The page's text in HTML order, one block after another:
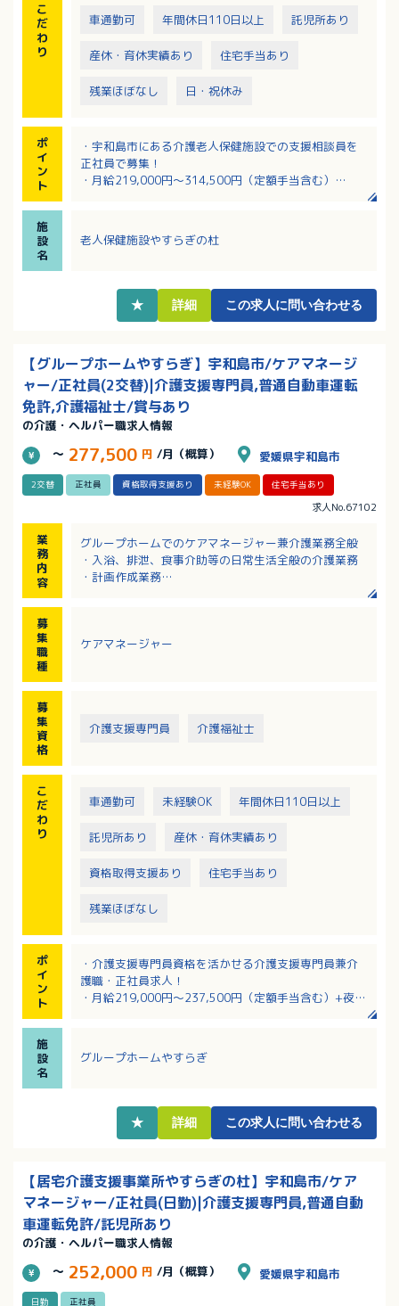
こ
だ
わ
り
車通勤可 年間休日110日以上 託児所あり
産休・育休実績あり 住宅手当あり
残業ほぼなし 日・祝休み
ポ
イ
ン
ト
・宇和島市にある介護老人保健施設での支援相談員を
正社員で募集！
・月給219,000円～314,500円（定額手当含む）
・子育てに理解のある職場！お子様の学校行事にも積
極的にご参加いただけます。
施
設
名
老人保健施設やすらぎの杜
★ 詳細 この求人に問い合わせる
【グループホームやすらぎ】宇和島市/ケアマネージ
ャー/正社員(2交替)|介護支援専門員,普通自動車運転
免許,介護福祉士/賞与あり
の介護・ヘルパー職求人情報
～ 277,500 円 /月（概算） 愛媛県宇和島市
2交替 正社員 資格取得支援あり 未経験OK 住宅手当あり
求人No.67102
業
務
内
容
グループホームでのケアマネージャー兼介護業務全般
・入浴、排泄、食事介助等の日常生活全般の介護業務
・計画作成業務
出勤（8：30）→ 申送り → トイレ誘導 → 入浴介助
募
集
職
種
ケアマネージャー
募
集
資
格
介護支援専門員 介護福祉士
こ
だ
わ
り
車通勤可 未経験OK 年間休日110日以上
託児所あり 産休・育休実績あり
資格取得支援あり 住宅手当あり
残業ほぼなし
ポ
イ
ン
ト
・介護支援専門員資格を活かせる介護支援専門員兼介
護職・正社員求人！
・月給219,000円～237,500円（定額手当含む）+夜勤
・年間賞与は計4.0ヶ月分支給！入職後1年間は賞与支
給が20万円のため、スタートアップ手当として月3万円
施
設
名
グループホームやすらぎ
★ 詳細 この求人に問い合わせる
【居宅介護支援事業所やすらぎの杜】宇和島市/ケア
マネージャー/正社員(日勤)|介護支援専門員,普通自動
車運転免許/託児所あり
の介護・ヘルパー職求人情報
～ 252,000 円 /月（概算） 愛媛県宇和島市
日勤 正社員